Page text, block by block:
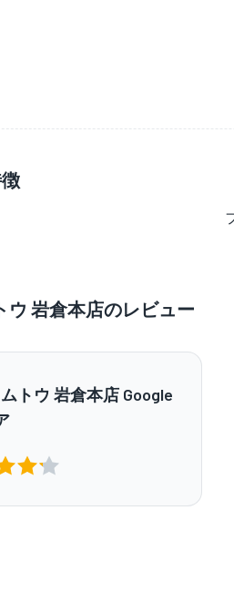
ウ 岩倉本店のレビュー
トウ 岩倉本店 Google